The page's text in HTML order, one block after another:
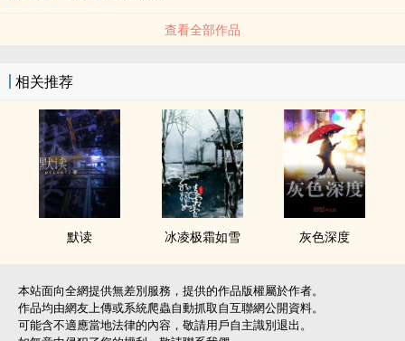
查看全部作品
相关推荐
默读 冰凌极霜如雪 灰色深度
本站面向全網提供無差別服務，提供的作品版權屬於作者。
作品均由網友上傳或系統爬蟲自動抓取自互聯網公開資料。
可能含不適應當地法律的內容，敬請用戶自主識別退出。